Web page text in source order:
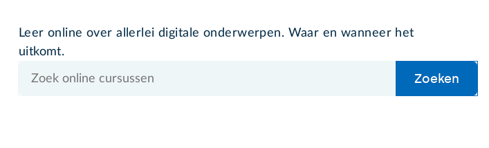
Leer online over allerlei digitale onderwerpen. Waar en wanneer het
uitkomt.
Zoeken